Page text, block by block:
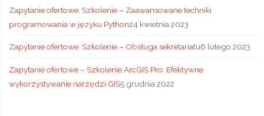
Zapytanie ofertowe: Szkolenie – Zaawansowane techniki
programowania w języku Python24 kwietnia 2023
Zapytanie ofertowe: Szkolenie – Obsługa sekretariatu6 lutego 2023
Zapytanie ofertowe – Szkolenie ArcGIS Pro: Efektywne
wykorzystywanie narzędzi GIS5 grudnia 2022